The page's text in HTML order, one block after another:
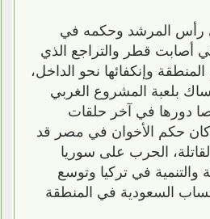
رأس المرشد وحكمه في
أصابت قطر والتراجع الذي
وإنكفائها نحو الداخل،
بلعبة المشروع الغربي
دورها في آخر حلقات
حكم الأخوان في مصر قد
الحرب على سوريا
والتنمية في تركيا وتوسع
السعودية في المنطقة